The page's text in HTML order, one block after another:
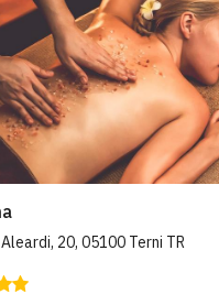
20, 05100 Terni TR